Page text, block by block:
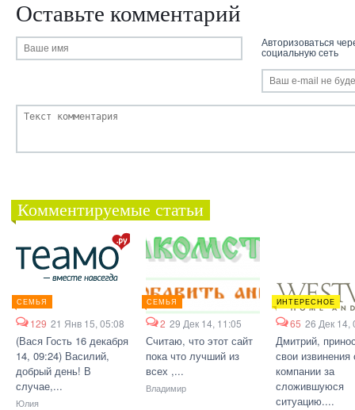
Оставьте комментарий
Авторизоваться
социальную сеть
Комментируемые статьи
СЕМЬЯ
129 21 Янв 15, 05:08
(Вася Гость 16 декабря
14, 09:24) Василий,
добрый день! В
случае,...
Юлия
СЕМЬЯ
2 29 Дек 14, 11:05
Считаю, что этот сайт
пока что лучший из
всех ,...
Владимир
ИНТЕРЕСНОЕ
65 26 Дек 14,
Дмитрий,
свои извинения
компании за
сложившуюся
ситуацию....